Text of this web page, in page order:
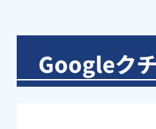
Googleク